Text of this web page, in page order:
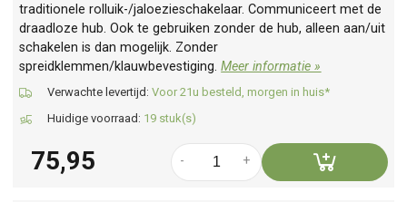
traditionele rolluik-/jaloezieschakelaar. Communiceert met de
draadloze hub. Ook te gebruiken zonder de hub, alleen aan/uit
schakelen is dan mogelijk. Zonder
spreidklemmen/klauwbevestiging.Meer informatie »
Verwachte levertijd: Voor 21u besteld, morgen in huis*
Huidige voorraad: 19 stuk(s)
75,95 +
-